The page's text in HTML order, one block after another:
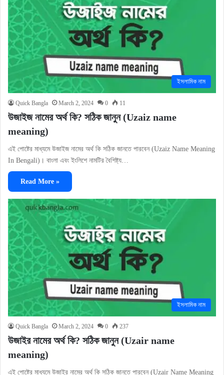
ইসলামিক নাম
Quick Bangla March 2, 2024 0 11
উজাইজ নামের অর্থ কি? সঠিক জানুন (Uzaiz name
meaning)
এই পোষ্টের মাধ্যমে উজাইজ নামের অর্থ কি সঠিক জানতে পারবেন (Uzaiz Name Meaning
In Bengali)। বাংলা এবং ইংলিশে নামটির বৈশিষ্ট্য…
Read More »
ইসলামিক নাম
Quick Bangla March 2, 2024 0 237
উজাইর নামের অর্থ কি? সঠিক জানুন (Uzair name
meaning)
এই পোষ্টের মাধ্যমে উজাইর নামের অর্থ কি সঠিক জানতে পারবেন (Uzair Name Meaning